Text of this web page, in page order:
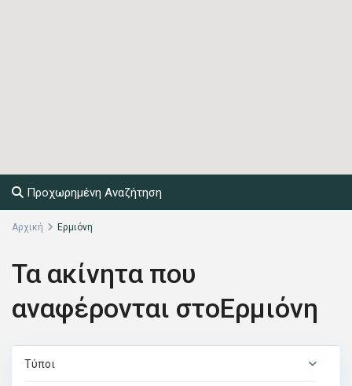
Προχωρημένη Αναζήτηση
Αρχική Ερμιόνη
Τα ακίνητα που
αναφέρονται στοΕρμιόνη
Τύποι